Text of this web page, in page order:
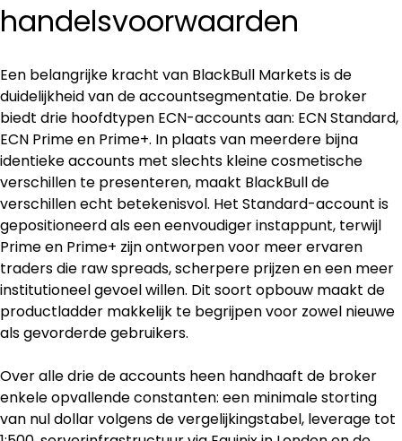
handelsvoorwaarden
Een belangrijke kracht van BlackBull Markets is de
duidelijkheid van de accountsegmentatie. De broker
biedt drie hoofdtypen ECN-accounts aan: ECN Standard,
ECN Prime en Prime+. In plaats van meerdere bijna
identieke accounts met slechts kleine cosmetische
verschillen te presenteren, maakt BlackBull de
verschillen echt betekenisvol. Het Standard-account is
gepositioneerd als een eenvoudiger instappunt, terwijl
Prime en Prime+ zijn ontworpen voor meer ervaren
traders die raw spreads, scherpere prijzen en een meer
institutioneel gevoel willen. Dit soort opbouw maakt de
productladder makkelijk te begrijpen voor zowel nieuwe
als gevorderde gebruikers.
Over alle drie de accounts heen handhaaft de broker
enkele opvallende constanten: een minimale storting
van nul dollar volgens de vergelijkingstabel, leverage tot